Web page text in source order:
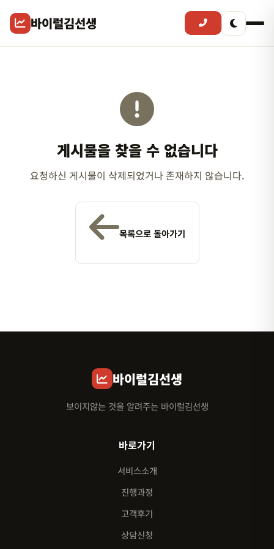
바이럴김선생
게시물을 찾을 수 없습니다
요청하신 게시물이 삭제되었거나 존재하지 않습니다.
목록으로 돌아가기
바이럴김선생
보이지않는 것을 알려주는 바이럴김선생
바로가기
서비스소개
진행과정
고객후기
상담신청